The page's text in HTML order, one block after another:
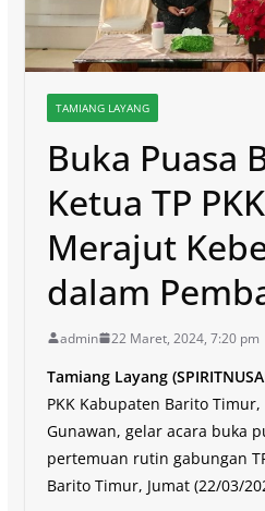
TAMIANG LAYANG
Buka Puasa
Ketua TP
Merajut
dalam
admin 22 Maret, 2024, 7:20 pm
Tamiang Layang
PKK Kabupaten Barito
Gunawan, gelar acara buka
pertemuan rutin gabungan
Barito Timur, Jumat (22/03/